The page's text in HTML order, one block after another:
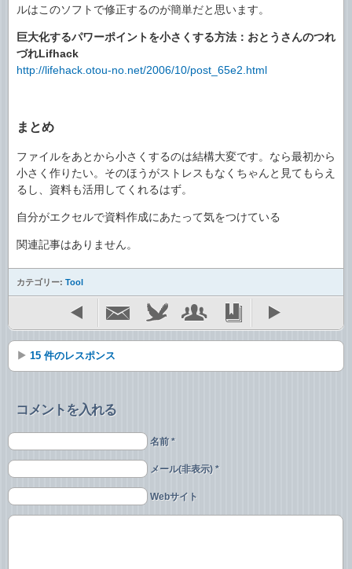
ルはこのソフトで修正するのが簡単だと思います。
巨大化するパワーポイントを小さくする方法：おとうさんのつれ
づれLifhack
http://lifehack.otou-no.net/2006/10/post_65e2.html
まとめ
ファイルをあとから小さくするのは結構大変です。なら最初から
小さく作りたい。そのほうがストレスもなくちゃんと見てもらえ
るし、資料も活用してくれるはず。
自分がエクセルで資料作成にあたって気をつけている
関連記事はありません。
カテゴリー: Tool
15 件のレスポンス
コメントを入れる
名前 *
メール(非表示) *
Webサイト